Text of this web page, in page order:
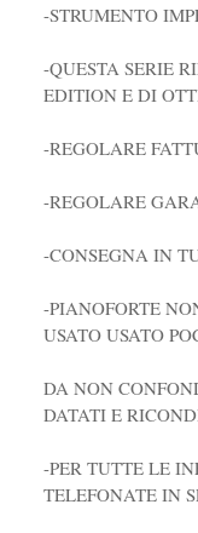
-STRUMENTO
-QUESTA SERIE
EDITION E DI
-REGOLARE
-REGOLARE
-CONSEGNA IN
-PIANOFORTE
USATO USATO
DA NON
DATATI E
-PER TUTTE LE
TELEFONATE IN